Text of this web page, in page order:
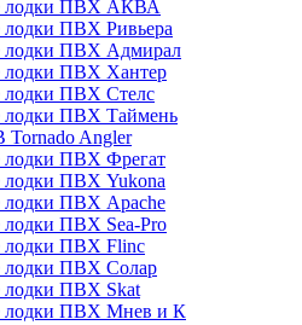
лодки ПВХ АКВА
ПВХ Ривьера
лодки ПВХ Адмирал
лодки ПВХ Хантер
лодки ПВХ Стелс
лодки ПВХ Таймень
Tornado Angler
лодки ПВХ Фрегат
ПВХ Yukona
лодки ПВХ Apache
ПВХ Sea-Pro
лодки ПВХ Flinc
лодки ПВХ Солар
лодки ПВХ Skat
лодки ПВХ Мнев и К